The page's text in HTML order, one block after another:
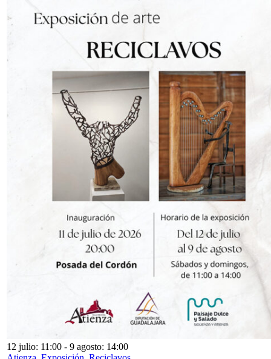
12 julio: 11:00 - 9 agosto: 14:00